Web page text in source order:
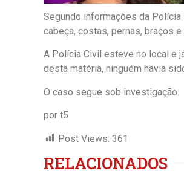
Segundo informações da
cabeça, costas, pernas, braços
A Polícia Civil esteve no local e
desta matéria, ninguém havia
O caso segue sob investigação.
por t5
Post Views: 361
RELACIONADOS